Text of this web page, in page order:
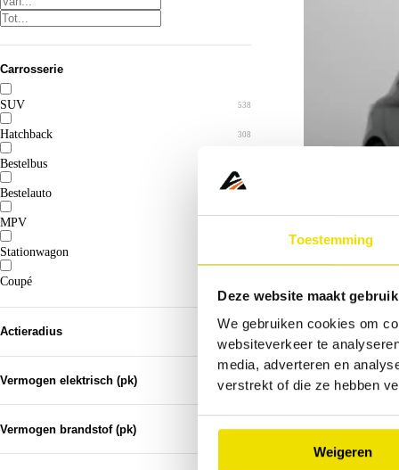
Toestemming
Deze website maakt
We gebruiken cookies om
websiteverkeer te
media, adverteren en
verstrekt of die ze hebben
Weigeren
Carrosserie
SUV 538
Hatchback 308
Bestelbus
Bestelauto
MPV
Stationwagon
Coupé
Actieradius
Vermogen elektrisch (pk)
Vermogen brandstof (pk)
Renault Clio
E-Tech Full
2024 12.454 km Hybride